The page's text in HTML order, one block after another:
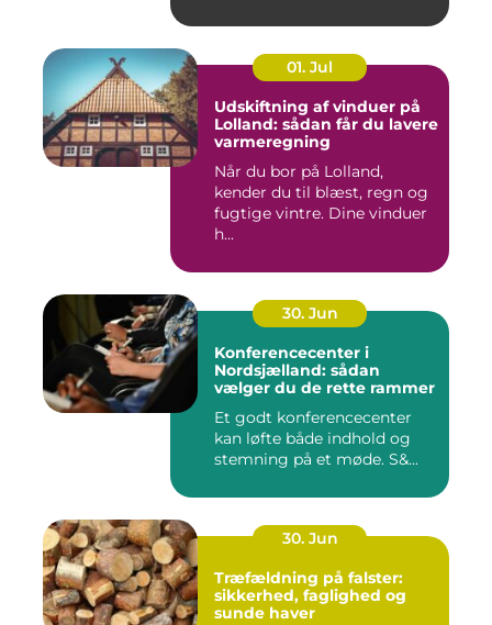
01. Jul
Udskiftning af vinduer på
Lolland: sådan får du lavere
varmeregning
Når du bor på Lolland,
kender du til blæst, regn og
fugtige vintre. Dine vinduer
h...
30. Jun
Konferencecenter i
Nordsjælland: sådan
vælger du de rette rammer
Et godt konferencecenter
kan løfte både indhold og
stemning på et møde. S&...
30. Jun
Træfældning på falster:
sikkerhed, faglighed og
sunde haver